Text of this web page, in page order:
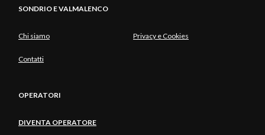
SONDRIO E VALMALENCO
Chi siamo Privacy e Cookies
Contatti
OPERATORI
DIVENTA OPERATORE